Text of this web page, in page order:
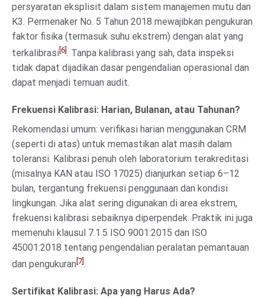
persyaratan eksplisit dalam sistem manajemen mutu dan
K3. Permenaker No. 5 Tahun 2018 mewajibkan pengukuran
faktor fisika (termasuk suhu ekstrem) dengan alat yang
terkalibrasi[6]. Tanpa kalibrasi yang sah, data inspeksi
tidak dapat dijadikan dasar pengendalian operasional dan
dapat menjadi temuan audit.
Frekuensi Kalibrasi: Harian, Bulanan, atau Tahunan?
Rekomendasi umum: verifikasi harian menggunakan CRM
(seperti di atas) untuk memastikan alat masih dalam
toleransi. Kalibrasi penuh oleh laboratorium terakreditasi
(misalnya KAN atau ISO 17025) dianjurkan setiap 6–12
bulan, tergantung frekuensi penggunaan dan kondisi
lingkungan. Jika alat sering digunakan di area ekstrem,
frekuensi kalibrasi sebaiknya diperpendek. Praktik ini juga
memenuhi klausul 7.1.5 ISO 9001:2015 dan ISO
45001:2018 tentang pengendalian peralatan pemantauan
dan pengukuran [7] .
Sertifikat Kalibrasi: Apa yang Harus Ada?